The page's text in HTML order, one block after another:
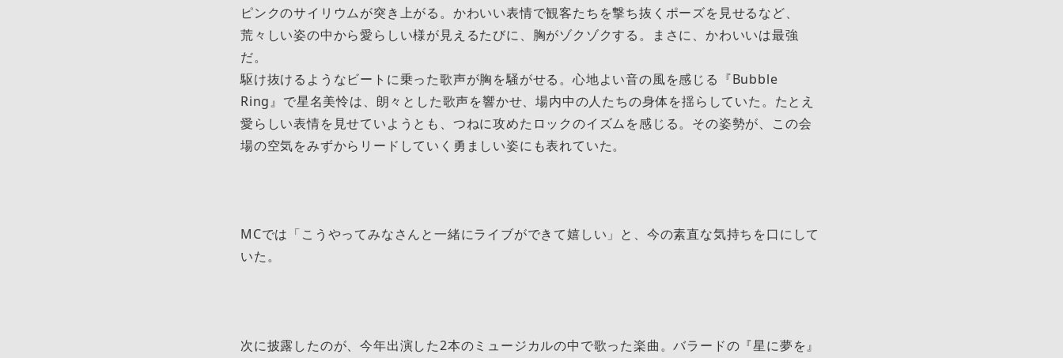
ピンクのサイリウムが突き上がる。かわいい表情で観客たちを撃ち抜くポーズを見せるなど、
荒々しい姿の中から愛らしい様が見えるたびに、胸がゾクゾクする。まさに、かわいいは最強
だ。
駆け抜けるようなビートに乗った歌声が胸を騒がせる。心地よい音の風を感じる『Bubble
Ring』で星名美怜は、朗々とした歌声を響かせ、場内中の人たちの身体を揺らしていた。たとえ
愛らしい表情を見せていようとも、つねに攻めたロックのイズムを感じる。その姿勢が、この会
場の空気をみずからリードしていく勇ましい姿にも表れていた。
MCでは「こうやってみなさんと一緒にライブができて嬉しい」と、今の素直な気持ちを口にして
いた。
次に披露したのが、今年出演した2本のミュージカルの中で歌った楽曲。バラードの『星に夢を』